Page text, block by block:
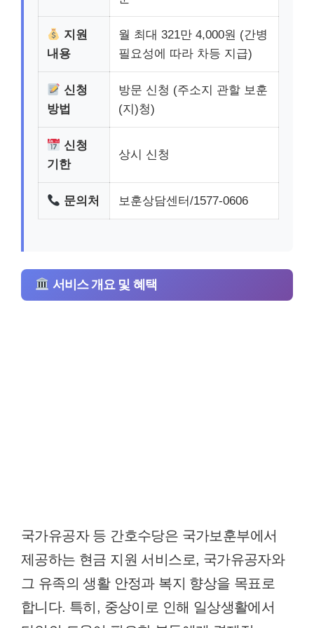
지원
내용
월 최대 321만 4,000원 (간병
필요성에 따라 차등 지급)
신청
방법
방문 신청 (주소지 관할 보훈
(지)청)
신청
기한
상시 신청
문의처 보훈상담센터/1577-0606
서비스 개요 및 혜택
국가유공자 등 간호수당은 국가보훈부에서
제공하는 현금 지원 서비스로, 국가유공자와
그 유족의 생활 안정과 복지 향상을 목표로
합니다. 특히, 중상이로 인해 일상생활에서